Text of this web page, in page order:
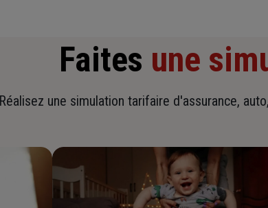
Faites une
Réalisez une simulation tarifaire d'assurance,